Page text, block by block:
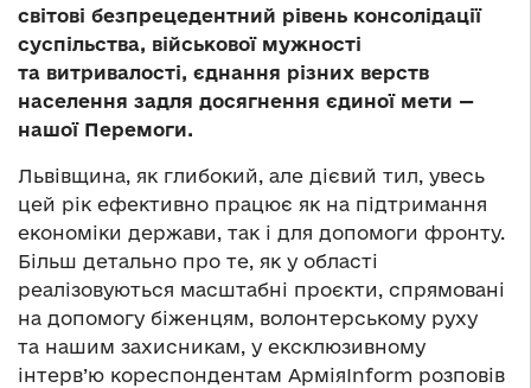
світові безпрецедентний рівень консолідації
суспільства, військової мужності
та витривалості, єднання різних верств
населення задля досягнення єдиної мети —
нашої Перемоги.
Львівщина, як глибокий, але дієвий тил, увесь
цей рік ефективно працює як на підтримання
економіки держави, так і для допомоги фронту.
Більш детально про те, як у області
реалізовуються масштабні проєкти, спрямовані
на допомогу біженцям, волонтерському руху
та нашим захисникам, у ексклюзивному
інтерв’ю кореспондентам АрміяІnform розповів